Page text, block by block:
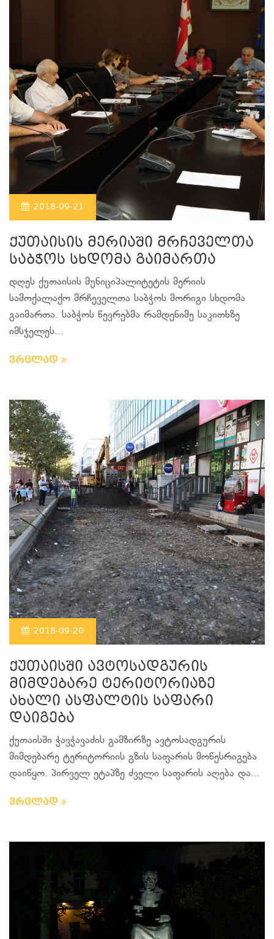
2018-09-21
ქუთაისის მერიაში მრჩეველთა
საბჭოს სხდომა გაიმართა
დღეს ქუთაისის მუნიციპალიტეტის მერიის
სამოქალაქო მრჩეველთა საბჭოს მორიგი სხდომა
გაიმართა. საბჭოს წევრებმა რამდენიმე საკითხზე
იმსჯელეს...
ვრცლად
2018-09-20
ქუთაისში ავტოსადგურის
მიმდებარე ტერიტორიაზე
ახალი ასფალტის საფარი
დაიგება
ქუთაისში ჭავჭავაძის გამზირზე ავტოსადგურის
მიმდებარე ტერიტორიის გზის საფარის მოწესრიგება
დაიწყო. პირველ ეტაპზე ძველი საფარის აღება და...
ვრცლად